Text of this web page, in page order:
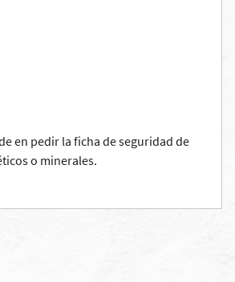
en pedir la ficha de seguridad de
o minerales.